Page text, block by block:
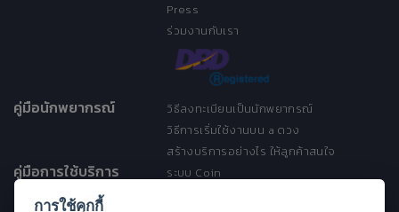
Press
ร่วมงานกับเรา
คู่มือนักพยากรณ์
วิธีลงทะเบียนเป็นนักพยากรณ์
วิธีการเริ่มใช้งานบน a ดวง
สร้างบริการอย่างไร ให้ลูกค้าสนใจ
คู่มือการใช้บริการ
ระบบ Coin
การใช้คุกกี้